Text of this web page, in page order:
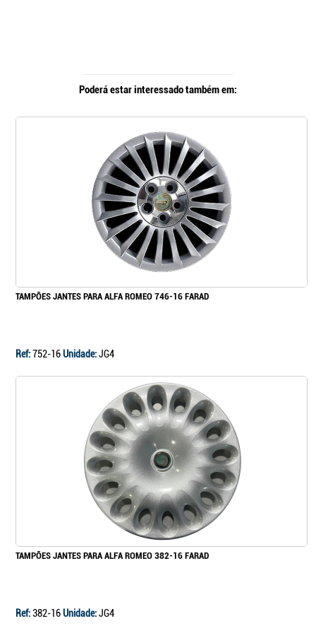
Poderá estar interessado também em:
TAMPÕES JANTES PARA ALFA ROMEO 746-16 FARAD
Ref:752-16Unidade:JG4
TAMPÕES JANTES PARA ALFA ROMEO 382-16 FARAD
Ref:382-16Unidade:JG4